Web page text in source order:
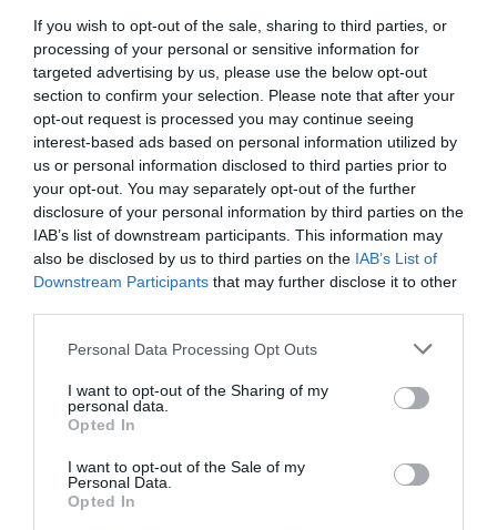
If you wish to opt-out of the sale, sharing to third parties, or
processing of your personal or sensitive information for
targeted advertising by us, please use the below opt-out
section to confirm your selection. Please note that after your
opt-out request is processed you may continue seeing
interest-based ads based on personal information utilized by
us or personal information disclosed to third parties prior to
your opt-out. You may separately opt-out of the further
disclosure of your personal information by third parties on the
IAB’s list of downstream participants. This information may
also be disclosed by us to third parties on the IAB’s List of
Downstream Participants that may further disclose it to other
Personal Data Processing Opt Outs
I want to opt-out of the Sharing of my
personal data.
Opted In
I want to opt-out of the Sale of my
Personal Data.
Opted In
View this post on Instagram